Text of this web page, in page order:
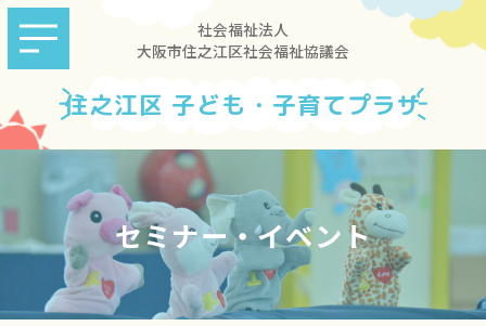
社会福祉法人
大阪市住之江区社会福祉協議会
住之江区 子ども・子育てプラザ
セミナー・イベント